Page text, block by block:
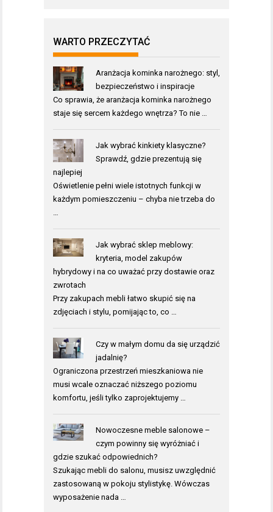
WARTO PRZECZYTAĆ
Aranżacja kominka narożnego: styl,
bezpieczeństwo i inspiracje
Co sprawia, że aranżacja kominka narożnego
staje się sercem każdego wnętrza? To nie …
Jak wybrać kinkiety klasyczne?
Sprawdź, gdzie prezentują się
najlepiej
Oświetlenie pełni wiele istotnych funkcji w
każdym pomieszczeniu – chyba nie trzeba do
…
Jak wybrać sklep meblowy:
kryteria, model zakupów
hybrydowy i na co uważać przy dostawie oraz
zwrotach
Przy zakupach mebli łatwo skupić się na
zdjęciach i stylu, pomijając to, co …
Czy w małym domu da się urządzić
jadalnię?
Ograniczona przestrzeń mieszkaniowa nie
musi wcale oznaczać niższego poziomu
komfortu, jeśli tylko zaprojektujemy …
Nowoczesne meble salonowe –
czym powinny się wyróżniać i
gdzie szukać odpowiednich?
Szukając mebli do salonu, musisz uwzględnić
zastosowaną w pokoju stylistykę. Wówczas
wyposażenie nada …